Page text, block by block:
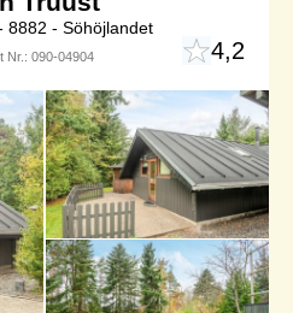
8882 - Söhöjlandet
Nr.: 090-04904 4,2